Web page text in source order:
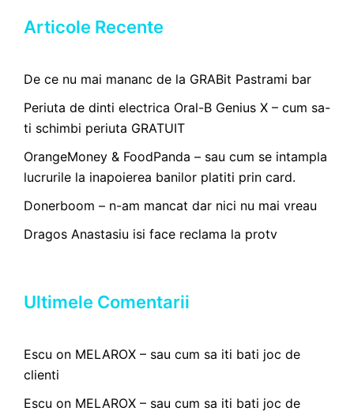
Articole Recente
De ce nu mai mananc de la GRABit Pastrami bar
Periuta de dinti electrica Oral-B Genius X – cum sa-
ti schimbi periuta GRATUIT
OrangeMoney & FoodPanda – sau cum se intampla
lucrurile la inapoierea banilor platiti prin card.
Donerboom – n-am mancat dar nici nu mai vreau
Dragos Anastasiu isi face reclama la protv
Ultimele Comentarii
Escu on MELAROX – sau cum sa iti bati joc de
clienti
Escu on MELAROX – sau cum sa iti bati joc de